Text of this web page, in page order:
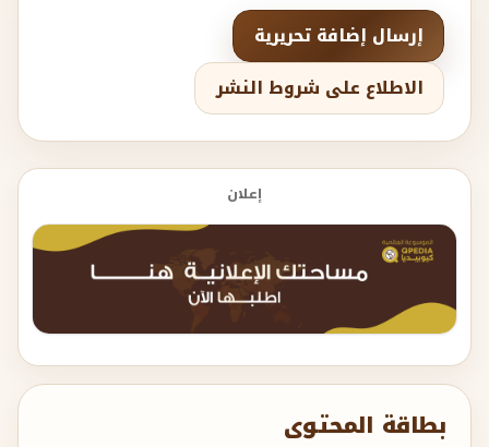
بطاقة المحتوى
إرسال إضافة تحريرية
الاطلاع على شروط النشر
إعلان